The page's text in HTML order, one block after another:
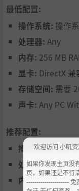
在您的领地上进
提到棋盘地块怎
让攻击牌结算两
当然，敌人可不
核心部署！
最低配置:
操作系统: 操作
处理器: Any
内存: 256 MB
显卡: DirectX 兼
存储空间: 需要
声卡: Any PC
推荐配置:
操作系统:操作
处理器:Any
内存:256 MB
欢迎访问 小叽
如果你发现主页没
页，如果还是不行
---------------------